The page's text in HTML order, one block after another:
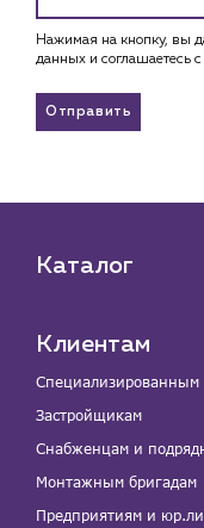
Нажимая на кнопку, вы
данных и соглашаетесь c
Отправить
Каталог
Клиентам
Специализированным
Застройщикам
Снабженцам и
Монтажным бригадам
Предприятиям и